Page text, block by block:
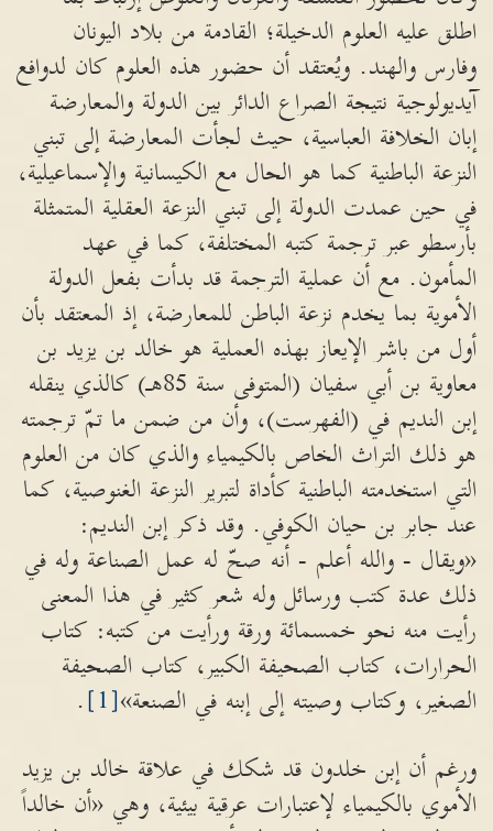
اطلق عليه العلوم الدخيلة؛ القادمة من بلاد اليونان
وفارس والهند. ويُعتقد أن حضور هذه العلوم كان لدوافع
آيديولوجية نتيجة الصراع الدائر بين الدولة والمعارضة
إبان الخلافة العباسية، حيث لجأت المعارضة إلى تبني
النزعة الباطنية كما هو الحال مع الكيسانية والإسماعيلية،
في حين عمدت الدولة إلى تبني النزعة العقلية المتمثلة
بأرسطو عبر ترجمة كتبه المختلفة، كما في عهد
المأمون. مع أن عملية الترجمة قد بدأت بفعل الدولة
الأموية بما يخدم نزعة الباطن للمعارضة، إذ المعتقد بأن
أول من باشر الإيعاز بهذه العملية هو خالد بن يزيد بن
معاوية بن أبي سفيان (المتوفى سنة 85هـ) كالذي ينقله
إبن النديم في (الفهرست)، وأن من ضمن ما تمّ ترجمته
هو ذلك التراث الخاص بالكيمياء والذي كان من العلوم
التي استخدمته الباطنية كأداة لتبرير النزعة الغنوصية، كما
عند جابر بن حيان الكوفي. وقد ذكر إبن النديم:
«ويقال - والله أعلم - أنه صحّ له عمل الصناعة وله في
ذلك عدة كتب ورسائل وله شعر كثير في هذا المعنى
رأيت منه نحو خمسمائة ورقة ورأيت من كتبه: كتاب
الحرارات، كتاب الصحيفة الكبير، كتاب الصحيفة
الصغير، وكتاب وصيته إلى إبنه في الصنعة»[1]
.
ورغم أن إبن خلدون قد شكك في علاقة خالد بن يزيد
الأموي بالكيمياء لإعتبارات عرقية بيئية، وهي «أن خالداً